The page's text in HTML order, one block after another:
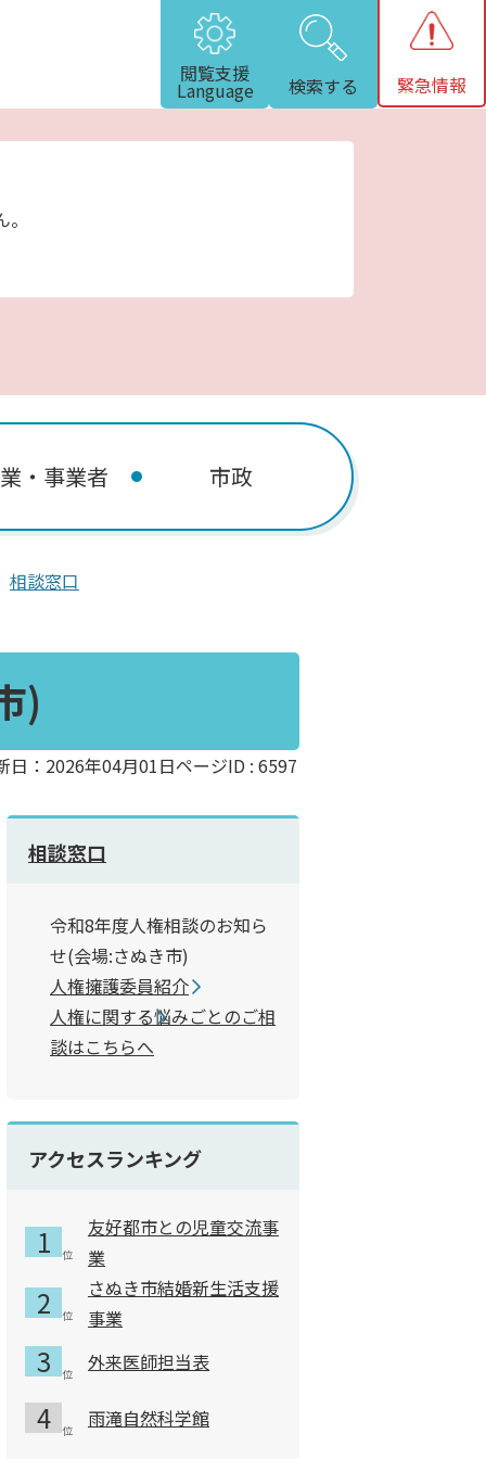
閲覧支援
Language 検索する 緊急情報
・事業者 市政
相談窓口
)
日：2026年04月01日ページID : 6597
相談窓口
令和8年度人権相談のお知ら
せ(会場:さぬき市)
人権擁護委員紹介
人権に関する悩みごとのご相
談はこちらへ
アクセスランキング
友好都市との児童交流事
業
さぬき市結婚新生活支援
事業
外来医師担当表
雨滝自然科学館